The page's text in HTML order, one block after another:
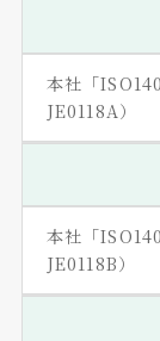
本社「
JE0118A）
本社「
JE0118B）